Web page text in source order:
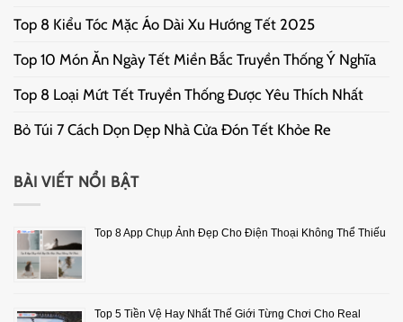
Top 8 Kiểu Tóc Mặc Áo Dài Xu Hướng Tết 2025
Top 10 Món Ăn Ngày Tết Miền Bắc Truyền Thống Ý Nghĩa
Top 8 Loại Mứt Tết Truyền Thống Được Yêu Thích Nhất
Bỏ Túi 7 Cách Dọn Dẹp Nhà Cửa Đón Tết Khỏe Re
BÀI VIẾT NỔI BẬT
Top 8 App Chụp Ảnh Đẹp Cho Điện Thoại Không Thể Thiếu
Top 5 Tiền Vệ Hay Nhất Thế Giới Từng Chơi Cho Real